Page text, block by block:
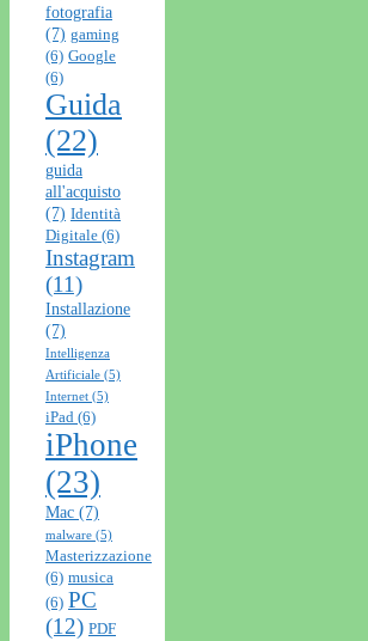
fotografia
(7) gaming
(6) Google
(6)
Guida
(22)
guida
all'acquisto
(7) Identità
Digitale (6)
Instagram
(11)
Installazione
(7)
Intelligenza
Artificiale (5)
Internet (5)
iPad (6)
iPhone
(23)
Mac (7)
malware (5)
Masterizzazione
(6) musica
(6) PC
(12) PDF